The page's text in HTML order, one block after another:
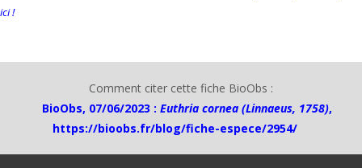
ici !
Comment citer cette fiche BioObs :
BioObs, 07/06/2023 : Euthria cornea (Linnaeus, 1758),
https://bioobs.fr/blog/fiche-espece/2954/